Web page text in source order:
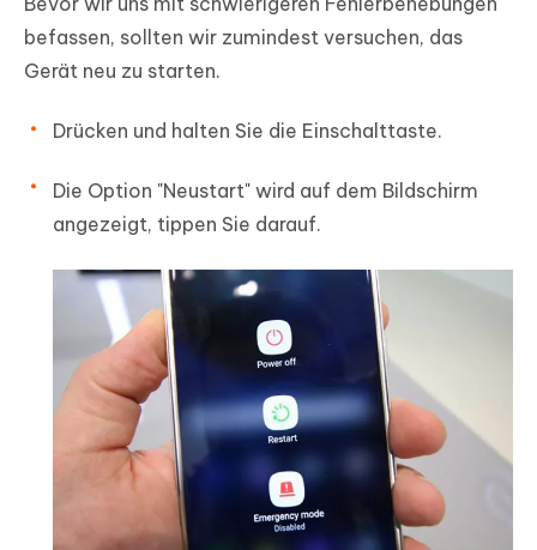
befassen, sollten wir zumindest versuchen, das
Gerät neu zu starten.
Drücken und halten Sie die Einschalttaste.
Die Option "Neustart" wird auf dem Bildschirm
angezeigt, tippen Sie darauf.